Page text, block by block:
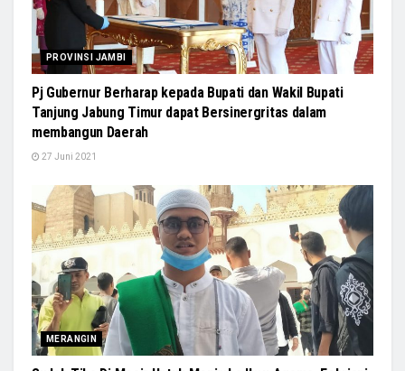
PROVINSI JAMBI
Pj Gubernur Berharap kepada Bupati dan Wakil Bupati
Tanjung Jabung Timur dapat Bersinergritas dalam
membangun Daerah
27 Juni 2021
MERANGIN